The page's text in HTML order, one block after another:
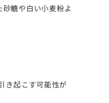
糖や白い小麦粉よ
き起こす可能性が